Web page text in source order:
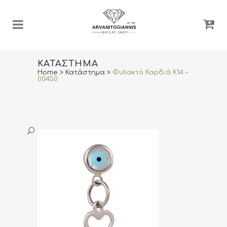
ΚΑΤΆΣΤΗΜΑ
Home > Κατάστημα > Φυλακτό Καρδιά Κ14 –
00450